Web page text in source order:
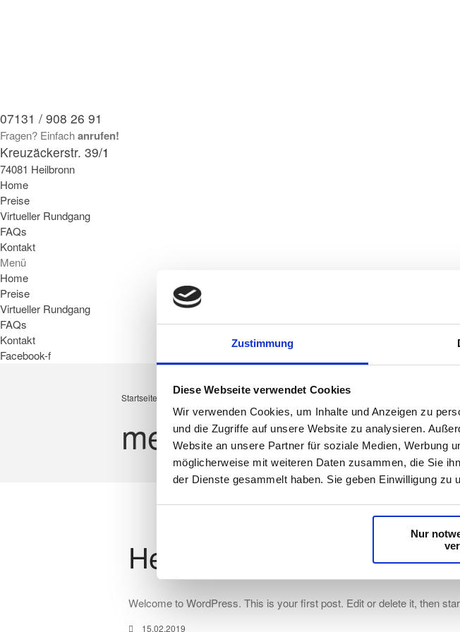
Zustimmung
Diese Webseite verwendet Cookies
Wir verwenden Cookies, um Inhalte und Anzeigen zu
und die Zugriffe auf unsere Website zu analysieren.
Website an unsere Partner für soziale Medien, Werbung
möglicherweise mit weiteren Daten zusammen, die Sie
der Dienste gesammelt haben. Sie geben Einwilligung
Nur
07131 / 908 26 91
Fragen? Einfachanrufen!
Kreuzäckerstr. 39/1
74081 Heilbronn
Home
Preise
Virtueller Rundgang
FAQs
Kontakt
Menü
Home
Preise
Virtueller Rundgang
FAQs
Kontakt
Facebook-f
Startseite meinextraplatzgmbh
meinextraplatzgmbh
Hello world!
Welcome to WordPress. This is your first post. Edit or delete it, then
15.02.2019